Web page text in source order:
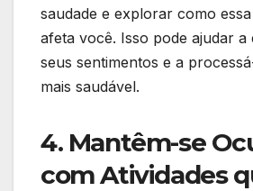
saudade e explorar como
afeta você. Isso pode ajudar a
seus sentimentos e a
mais saudável.
4. Mantêm-se
com Atividades